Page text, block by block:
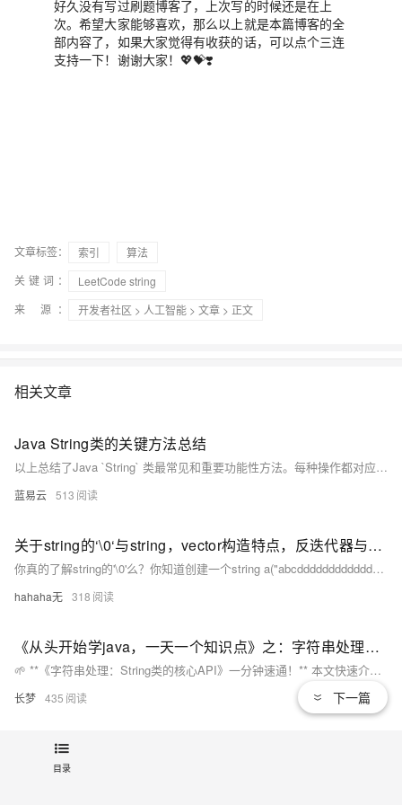
好久没有写过刷题博客了，上次写的时候还是在上
次。希望大家能够喜欢，那么以上就是本篇博客的全
部内容了，如果大家觉得有收获的话，可以点个三连
支持一下！谢谢大家！💖💝❣️
文章标签： 索引
算法
关键词：
LeetCode string
来 源：
开发者社区 > 人工智能 > 文章 > 正文
目录
相关文章
Java String类的关键方法总结
以上总结了Java `String` 类最常见和重要功能性方法。每种操作都对应着日常编程任务，并且理解每种操作如何影响及处理 `Strings` 对于任何使用 Java 的开发者来说都至关重要。
蓝易云 513
关于string的‘\0‘与string，vector构造特点，反迭代器与迭代器类等的讨论
你真的了解string的'\0'么？你知道创建一个string a("abcddddddddddddddddddddddddd", 16);这样的string对象要创建多少个对象么？你知道string与vector进行扩容时进行了怎么的操作么？你知道怎么求Vector 最大 最小值 索引 位置么？
hahaha无 318
《从头开始学java，一天一个知识点》之：字符串处理：String类的核心API
🌱 **《字符串处理：String类的核心API》一分钟速通！** 本文快速介绍Java中String类的3个高频API：`substring`、`indexOf`和`split`，并通过代码示例展示其用法。重点提示：`substring`的结束索引不包含该位置，`split`支持正则表达式。进一步探讨了String不可变性的高效设计原理及企业级编码规范，如避免使用`new String()`、拼接时使用`StringBuilder`等。最后通过互动解密游戏帮助读者巩固知识。 （上一篇：《多维数组与常见操作》 | 下一篇预告：《输入与输出：Scanner与System类》）
长梦 435
课时44：String类对象两种实例化方式比较
下一篇